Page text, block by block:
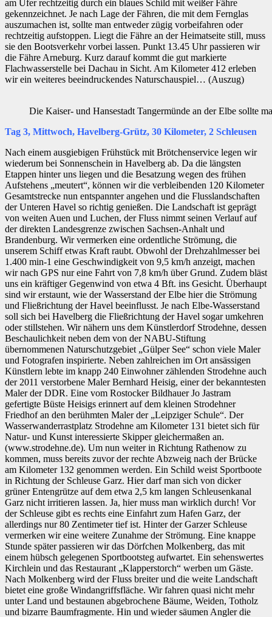
am Ufer rechtzeitig durch ein blaues Schild mit weißer Fähre
gekennzeichnet. Je nach Lage der Fähren, die mit dem Fernglas
auszumachen ist, sollte man entweder zügig vorbeifahren oder
rechtzeitig aufstoppen. Liegt die Fähre an der Heimatseite still, muss
sie den Bootsverkehr vorbei lassen. Punkt 13.45 Uhr passieren wir
die Fähre Arneburg. Kurz darauf kommt die gut markierte
Flachwasserstelle bei Dachau in Sicht. Am Kilometer 412 erleben
wir ein weiteres beeindruckendes Naturschauspiel… (Auszug)
Die Kaiser- und Hansestadt Tangermünde an der Elbe sollte
Tag 3, Mittwoch, Havelberg-Grütz, 30 Kilometer, 2 Schleusen
Nach einem ausgiebigen Frühstück mit Brötchenservice legen wir
wiederum bei Sonnenschein in Havelberg ab. Da die längsten
Etappen hinter uns liegen und die Besatzung wegen des frühen
Aufstehens „meutert“, können wir die verbleibenden 120 Kilometer
Gesamtstrecke nun entspannter angehen und die Flusslandschaften
der Unteren Havel so richtig genießen. Die Landschaft ist geprägt
von weiten Auen und Luchen, der Fluss nimmt seinen Verlauf auf
der direkten Landesgrenze zwischen Sachsen-Anhalt und
Brandenburg. Wir vermerken eine ordentliche Strömung, die
unserem Schiff etwas Kraft raubt. Obwohl der Drehzahlmesser bei
1.400 min-1 eine Geschwindigkeit von 9,5 km/h anzeigt, machen
wir nach GPS nur eine Fahrt von 7,8 km/h über Grund. Zudem bläst
uns ein kräftiger Gegenwind von etwa 4 Bft. ins Gesicht. Überhaupt
sind wir erstaunt, wie der Wasserstand der Elbe hier die Strömung
und Fließrichtung der Havel beeinflusst. Je nach Elbe-Wasserstand
soll sich bei Havelberg die Fließrichtung der Havel sogar umkehren
oder stillstehen. Wir nähern uns dem Künstlerdorf Strodehne, dessen
Beschaulichkeit neben dem von der NABU-Stiftung
übernommenen Naturschutzgebiet „Gülper See“ schon viele Maler
und Fotografen inspirierte. Neben zahlreichen im Ort ansässigen
Künstlern lebte im knapp 240 Einwohner zählenden Strodehne auch
der 2011 verstorbene Maler Bernhard Heisig, einer der bekanntesten
Maler der DDR. Eine vom Rostocker Bildhauer Jo Jastram
gefertigte Büste Heisigs erinnert auf dem kleinen Strodehner
Friedhof an den berühmten Maler der „Leipziger Schule“. Der
Wasserwanderrastplatz Strodehne am Kilometer 131 bietet sich für
Natur- und Kunst interessierte Skipper gleichermaßen an.
(www.strodehne.de). Um nun weiter in Richtung Rathenow zu
kommen, muss bereits zuvor der rechte Abzweig nach der Brücke
am Kilometer 132 genommen werden. Ein Schild weist Sportboote
in Richtung der Schleuse Garz. Hier darf man sich von dicker
grüner Entengrütze auf dem etwa 2,5 km langen Schleusenkanal
Garz nicht irritieren lassen. Ja, hier muss man wirklich durch! Vor
der Schleuse gibt es rechts eine Einfahrt zum Hafen Garz, der
allerdings nur 80 Zentimeter tief ist. Hinter der Garzer Schleuse
vermerken wir eine weitere Zunahme der Strömung. Eine knappe
Stunde später passieren wir das Dörfchen Molkenberg, das mit
einem hübsch gelegenen Sportbootsteg aufwartet. Ein sehenswertes
Kirchlein und das Restaurant „Klapperstorch“ werben um Gäste.
Nach Molkenberg wird der Fluss breiter und die weite Landschaft
bietet eine große Windangriffsfläche. Wir fahren quasi nicht mehr
unter Land und bestaunen abgebrochene Bäume, Weiden, Totholz
und bizarre Baumfragmente. Hin und wieder säumen Angler die